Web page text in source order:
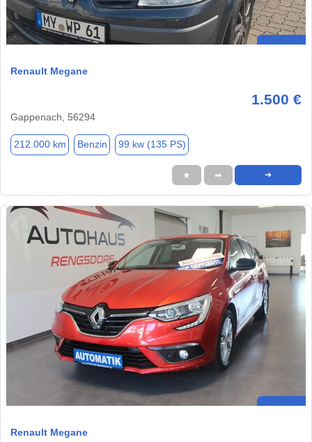
Renault Megane
1.500 €
Gappenach, 56294
212.000 km Benzin 99 kw (135 PS)
★ ➦ ➜
Renault Megane